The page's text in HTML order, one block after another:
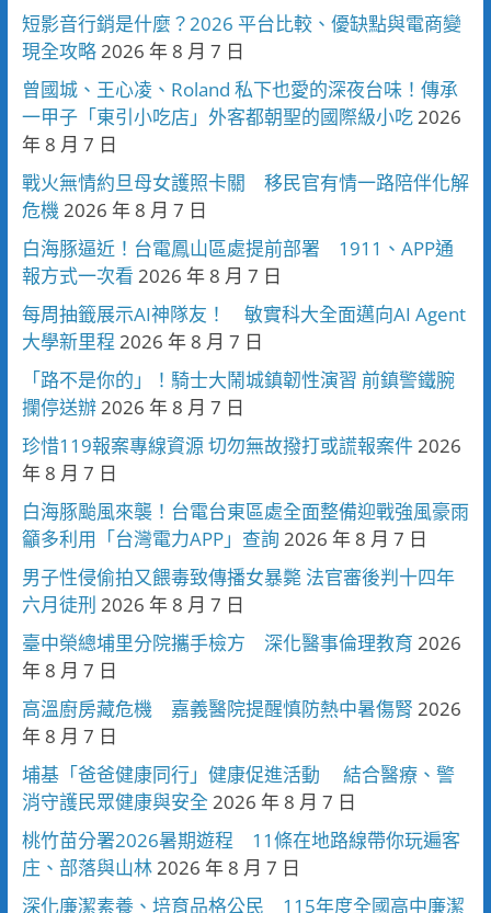
短影音行銷是什麼？2026 平台比較、優缺點與電商變
現全攻略2026 年 8 月 7 日
曾國城、王心凌、Roland 私下也愛的深夜台味！傳承
一甲子「東引小吃店」外客都朝聖的國際級小吃2026
年 8 月 7 日
戰火無情約旦母女護照卡關 移民官有情一路陪伴化解
危機2026 年 8 月 7 日
白海豚逼近！台電鳳山區處提前部署 1911、APP通
報方式一次看 2026 年 8 月 7 日
每周抽籤展示AI神隊友！ 敏實科大全面邁向AI Agent
大學新里程 2026 年 8 月 7 日
「路不是你的」！騎士大鬧城鎮韌性演習 前鎮警鐵腕
攔停送辦2026 年 8 月 7 日
珍惜119報案專線資源 切勿無故撥打或謊報案件2026
年 8 月 7 日
白海豚颱風來襲！台電台東區處全面整備迎戰強風豪雨
籲多利用「台灣電力APP」查詢 2026 年 8 月 7 日
男子性侵偷拍又餵毒致傳播女暴斃 法官審後判十四年
六月徒刑 2026 年 8 月 7 日
臺中榮總埔里分院攜手檢方 深化醫事倫理教育 2026
年 8 月 7 日
高溫廚房藏危機 嘉義醫院提醒慎防熱中暑傷腎 2026
年 8 月 7 日
埔基「爸爸健康同行」健康促進活動 結合醫療、警
消守護民眾健康與安全 2026 年 8 月 7 日
桃竹苗分署2026暑期遊程 11條在地路線帶你玩遍客
庄、部落與山林2026 年 8 月 7 日
深化廉潔素養、培育品格公民 115年度全國高中廉潔